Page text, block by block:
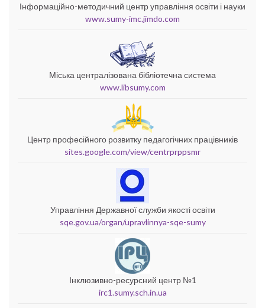
Інформаційно-методичний центр управління освіти і науки
www.sumy-imc.jimdo.com
Міська централізована бібліотечна система
www.libsumy.com
Центр професійного розвитку педагогічних працівників
sites.google.com/view/centrprppsmr
Управління Державної служби якості освіти
sqe.gov.ua/organ/upravlinnya-sqe-sumy
Інклюзивно-ресурсний центр №1
irc1.sumy.sch.in.ua